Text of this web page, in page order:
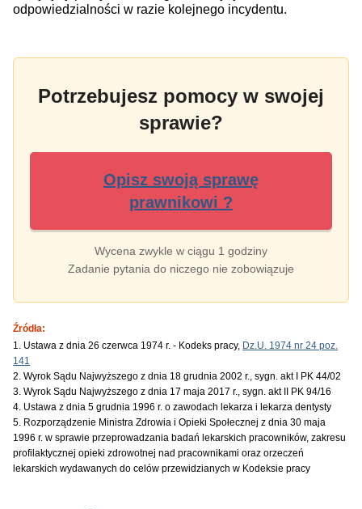
odpowiedzialności w razie kolejnego incydentu.
Potrzebujesz pomocy w swojej
sprawie?
Opisz swoją sprawę
prawnikowi ?
Wycena zwykle w ciągu 1 godziny
Zadanie pytania do niczego nie zobowiązuje
Źródła:
1. Ustawa z dnia 26 czerwca 1974 r. - Kodeks pracy, Dz.U. 1974 nr 24 poz.
141
2. Wyrok Sądu Najwyższego z dnia 18 grudnia 2002 r., sygn. akt I PK 44/02
3. Wyrok Sądu Najwyższego z dnia 17 maja 2017 r., sygn. akt II PK 94/16
4. Ustawa z dnia 5 grudnia 1996 r. o zawodach lekarza i lekarza dentysty
5. Rozporządzenie Ministra Zdrowia i Opieki Społecznej z dnia 30 maja
1996 r. w sprawie przeprowadzania badań lekarskich pracowników, zakresu
profilaktycznej opieki zdrowotnej nad pracownikami oraz orzeczeń
lekarskich wydawanych do celów przewidzianych w Kodeksie pracy